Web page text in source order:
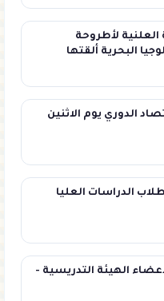
لأطروحة
البحرية ألقتها
المؤتمرات في كلية
الدوري يوم الاثنين
الدراسات العليا
الهيئة التدريسية -